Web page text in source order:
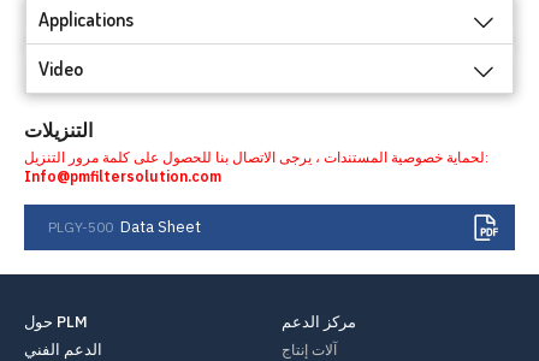
Applications
Video
التنزيلات
لحماية خصوصية المستندات ، يرجى الاتصال بنا للحصول على كلمة مرور التنزيل:
Info@pmfiltersolution.com
PLGY-500 Data Sheet
مركز الدعم
آلات إنتاج
حول PLM
الدعم الفني